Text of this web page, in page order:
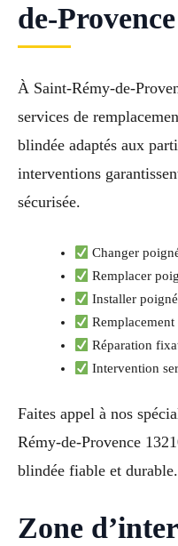
de-Provence
À Saint-Rémy-de-
services de
blindée adaptés aux
interventions
sécurisée.
Changer
Remplacer
Installer
Réparation
Intervention
Faites appel à nos
Rémy-de-Provence
blindée fiable et durable.
Zone